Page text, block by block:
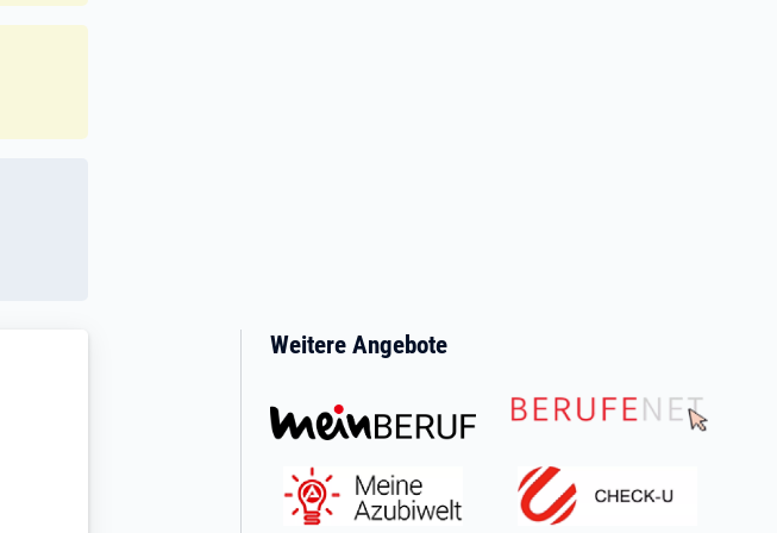
Weitere Angebote